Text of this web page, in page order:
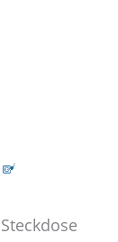
Steckdose